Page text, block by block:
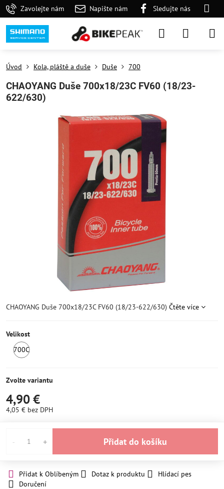
Zavolejte nám Napište nám Sledujte nás
Úvod Kola, pláště a duše Duše 700
CHAOYANG Duše 700x18/23C FV60 (18/23-
622/630)
CHAOYANG Duše 700x18/23C FV60 (18/23-622/630) Čtěte více
Velikost
700C
Zvolte variantu
4,90 €
4,05 € bez DPH
Přidat do košíku
Přidat k Oblíbeným Dotaz k produktu
Hlídací pes
Doručení